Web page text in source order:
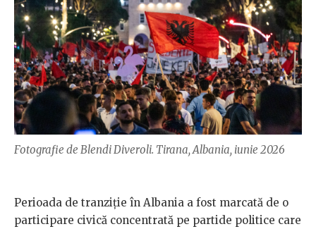
Fotografie de Blendi Diveroli. Tirana, Albania, iunie 2026
Perioada de tranziție în Albania a fost marcată de o
participare civică concentrată pe partide politice care